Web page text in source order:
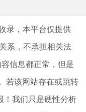
录，本平台仅提供
系，不承担相关法
容信息都正常，但是
若该网站存在或跳转
！我们只是硬性分析